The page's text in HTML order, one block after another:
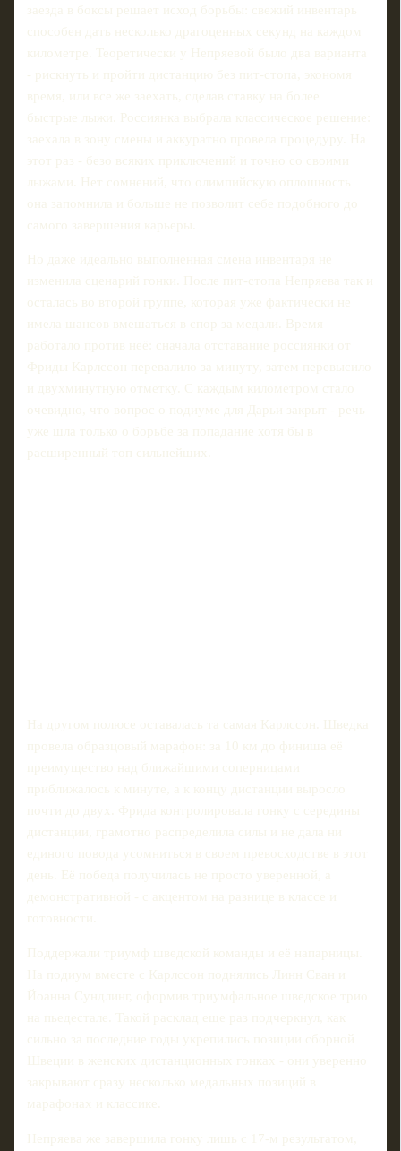
заезда в боксы решает исход борьбы: свежий инвентарь
способен дать несколько драгоценных секунд на каждом
километре. Теоретически у Непряевой было два варианта
- рискнуть и пройти дистанцию без пит-стопа, экономя
время, или все же заехать, сделав ставку на более
быстрые лыжи. Россиянка выбрала классическое решение:
заехала в зону смены и аккуратно провела процедуру. На
этот раз - безо всяких приключений и точно со своими
лыжами. Нет сомнений, что олимпийскую оплошность
она запомнила и больше не позволит себе подобного до
самого завершения карьеры.
Но даже идеально выполненная смена инвентаря не
изменила сценарий гонки. После пит-стопа Непряева так и
осталась во второй группе, которая уже фактически не
имела шансов вмешаться в спор за медали. Время
работало против неё: сначала отставание россиянки от
Фриды Карлссон перевалило за минуту, затем перевысило
и двухминутную отметку. С каждым километром стало
очевидно, что вопрос о подиуме для Дарьи закрыт - речь
уже шла только о борьбе за попадание хотя бы в
расширенный топ сильнейших.
На другом полюсе оставалась та самая Карлссон. Шведка
провела образцовый марафон: за 10 км до финиша её
преимущество над ближайшими соперницами
приближалось к минуте, а к концу дистанции выросло
почти до двух. Фрида контролировала гонку с середины
дистанции, грамотно распределила силы и не дала ни
единого повода усомниться в своем превосходстве в этот
день. Её победа получилась не просто уверенной, а
демонстративной - с акцентом на разнице в классе и
готовности.
Поддержали триумф шведской команды и её напарницы.
На подиум вместе с Карлссон поднялись Линн Сван и
Йоанна Сундлинг, оформив триумфальное шведское трио
на пьедестале. Такой расклад еще раз подчеркнул, как
сильно за последние годы укрепились позиции сборной
Швеции в женских дистанционных гонках - они уверенно
закрывают сразу несколько медальных позиций в
марафонах и классике.
Непряева же завершила гонку лишь с 17-м результатом,